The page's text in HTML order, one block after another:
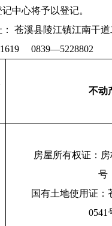
中心将予以登记。
苍溪县陵江镇江南干道
0839—5228802
不动
房屋所有权证：
号
国有土地使用证：
0541